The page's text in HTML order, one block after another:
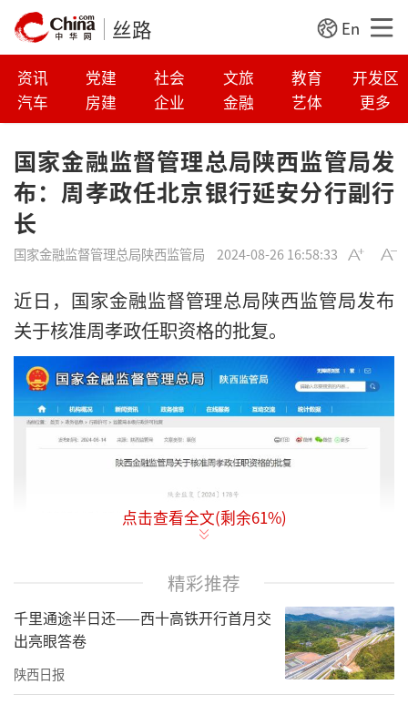
丝路 En
资讯 党建 社会 文旅 教育
开发区
汽车
房建 企业 金融 艺体 更多
国家金融监督管理总局陕西监管局发
布：周孝政任北京银行延安分行副行
长
国家金融监督管理总局陕西监管局 2024-08-26 16:58:33
近日，国家金融监督管理总局陕西监管局发布
关于核准周孝政任职资格的批复。
陕西金融监管局关于核准周孝政任职资格的批
复
点击查看全文(剩余61%)
精彩推荐
千里通途半日还——西十高铁开行首月交
出亮眼答卷
陕西日报